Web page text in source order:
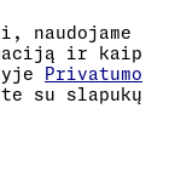
naudojame
ir kaip
Privatumo
su slapukų
0636.
kodas –